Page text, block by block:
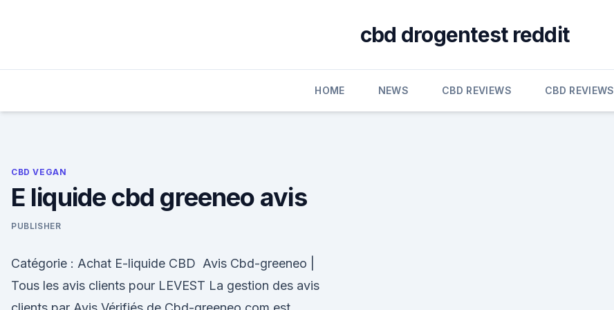
cbd drogentest reddit
HOME NEWS CBD REVIEWS CBD REVIEWS
CBD VEGAN
E liquide cbd greeneo avis
PUBLISHER
Catégorie : Achat E-liquide CBD Avis Cbd-greeneo |
Tous les avis clients pour LEVEST La gestion des avis